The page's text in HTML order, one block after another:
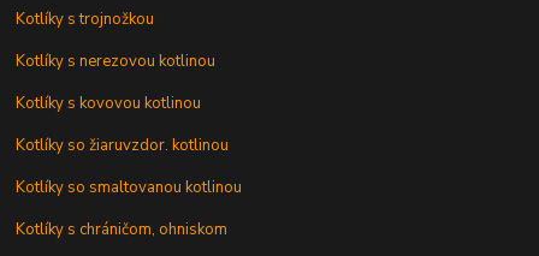
Kotlíky s trojnožkou
Kotlíky s nerezovou kotlinou
Kotlíky s kovovou kotlinou
Kotlíky so žiaruvzdor. kotlinou
Kotlíky so smaltovanou kotlinou
Kotlíky s chráničom, ohniskom